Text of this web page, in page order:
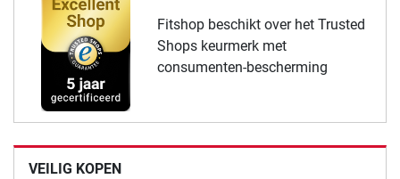
Fitshop beschikt over het Trusted
Shops keurmerk met
consumenten-bescherming
VEILIG KOPEN